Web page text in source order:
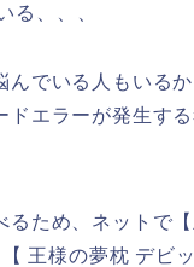
る、、、
でいる人もいる
エラーが発生す
ため、ネットで
王様の夢枕 デビ